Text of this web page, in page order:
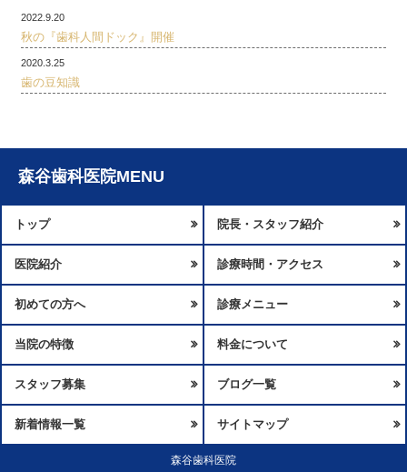
2022.9.20
秋の『歯科人間ドック』開催
2020.3.25
歯の豆知識
森谷歯科医院MENU
トップ 院長・スタッフ紹介
医院紹介 診療時間・アクセス
初めての方へ 診療メニュー
当院の特徴 料金について
スタッフ募集 ブログ一覧
新着情報一覧 サイトマップ
森谷歯科医院